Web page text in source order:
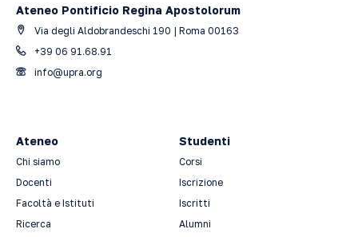
Ateneo Pontificio Regina Apostolorum
Via degli Aldobrandeschi 190 | Roma 00163
+39 06 91.68.91
info@upra.org
Ateneo
Chi siamo
Docenti
Facoltà e Istituti
Ricerca
Studenti
Corsi
Iscrizione
Iscritti
Alumni